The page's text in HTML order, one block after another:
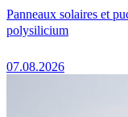
Panneaux solaires et
polysilicium
07.08.2026